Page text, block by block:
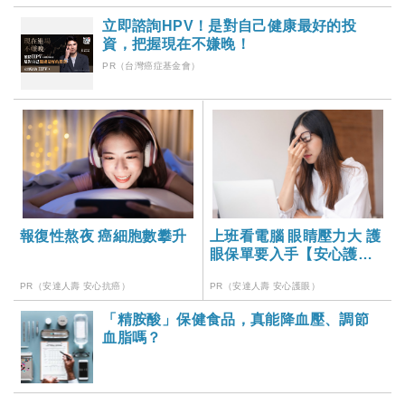
立即諮詢HPV！是對自己健康最好的投
資，把握現在不嫌晚！
PR（台灣癌症基金會）
報復性熬夜 癌細胞數攀升
PR（安達人壽 安心抗癌）
上班看電腦 眼睛壓力大 護
眼保單要入手【安心護眼
PR（安達人壽 安心護眼）
「精胺酸」保健食品，真能降血壓、調節
血脂嗎？